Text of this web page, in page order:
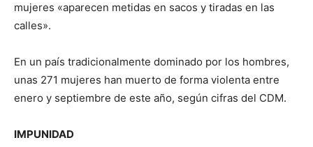
mujeres «aparecen metidas en sacos y tiradas en las
calles».
En un país tradicionalmente dominado por los hombres,
unas 271 mujeres han muerto de forma violenta entre
enero y septiembre de este año, según cifras del CDM.
IMPUNIDAD